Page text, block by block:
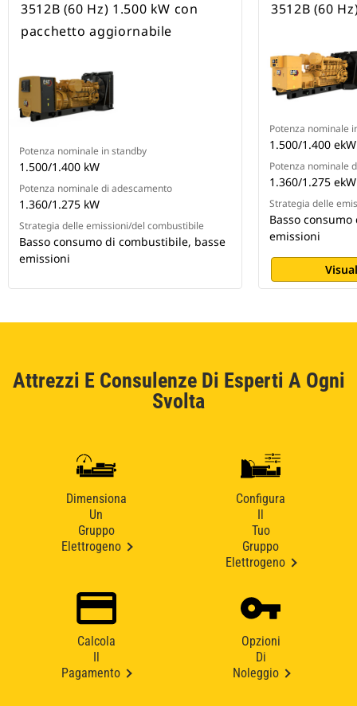
3512B (60 Hz) 1.500 kW con
pacchetto aggiornabile
Potenza nominale in standby
1.500/1.400 kW
Potenza nominale di adescamento
1.360/1.275 kW
Strategia delle emissioni/del combustibile
Basso consumo di combustibile, basse
emissioni
3512B (60
Potenza nominale
1.500/1.400 ekW
Potenza nominale
1.360/1.275 ekW
Strategia delle
Basso
emissioni
Attrezzi E Consulenze Di Esperti A Ogni
Svolta
Dimensiona
Un
Gruppo
Elettrogeno
Configura
Tuo
Gruppo
Elettrogeno
Calcola
Pagamento
Opzioni
Di
Noleggio